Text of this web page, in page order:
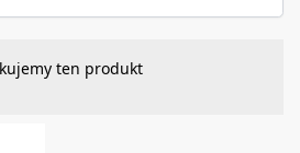
ten produkt